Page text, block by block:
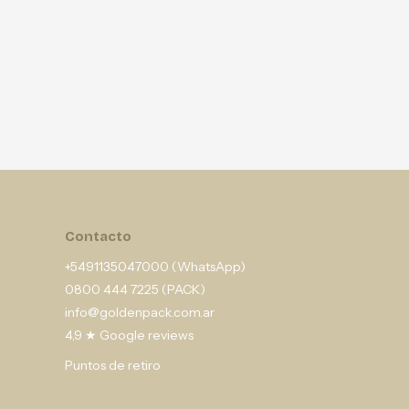
Contacto
+5491135047000 (WhatsApp)
0800 444 7225 (PACK)
info@goldenpack.com.ar
4,9 ★ Google reviews
Puntos de retiro